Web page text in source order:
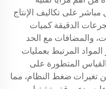
على تكاليف الإنتاج
الدقيقة كميات
والمضافات مع الحد
المرتبط بعمليات
المتطورة على
تغيرات ضغط النظام، مما